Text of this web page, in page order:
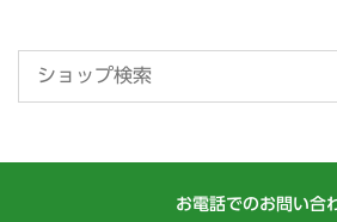
お電話でのお問い合